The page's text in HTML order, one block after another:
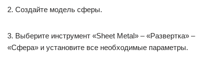
2. Создайте модель сферы.
3. Выберите инструмент «Sheet Metal» – «Развертка» –
«Сфера» и установите все необходимые параметры.